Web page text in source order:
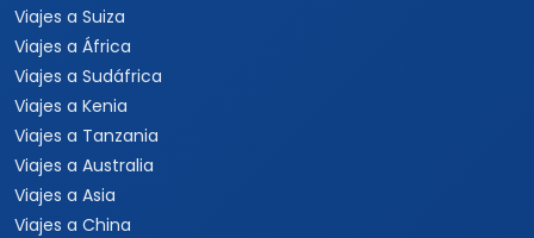
Viajes a Suiza
Viajes a África
Viajes a Sudáfrica
Viajes a Kenia
Viajes a Tanzania
Viajes a Australia
Viajes a Asia
Viajes a China